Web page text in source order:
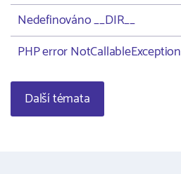
Nedefinováno __DIR__
PHP error NotCallableException
Další témata